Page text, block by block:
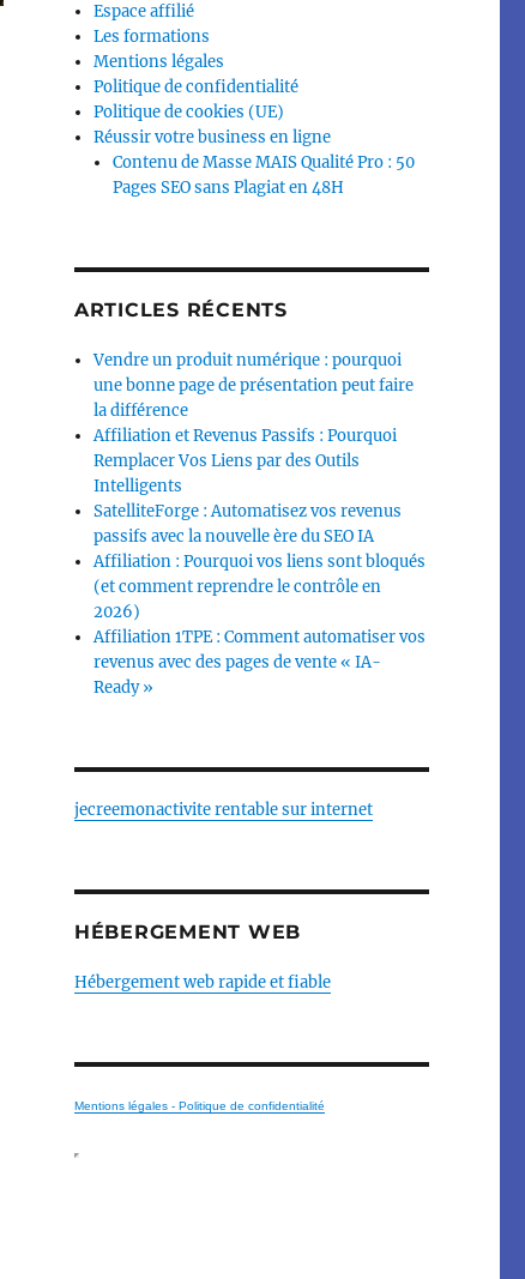
Espace affilié
Les formations
Mentions légales
Politique de confidentialité
Politique de cookies (UE)
Réussir votre business en ligne
Contenu de Masse MAIS Qualité Pro : 50
Pages SEO sans Plagiat en 48H
ARTICLES RÉCENTS
Vendre un produit numérique : pourquoi
une bonne page de présentation peut faire
la différence
Affiliation et Revenus Passifs : Pourquoi
Remplacer Vos Liens par des Outils
Intelligents
SatelliteForge : Automatisez vos revenus
passifs avec la nouvelle ère du SEO IA
Affiliation : Pourquoi vos liens sont bloqués
(et comment reprendre le contrôle en
2026)
Affiliation 1TPE : Comment automatiser vos
revenus avec des pages de vente « IA-
Ready »
jecreemonactivite rentable sur internet
HÉBERGEMENT WEB
Hébergement web rapide et fiable
Mentions légales - Politique de confidentialité